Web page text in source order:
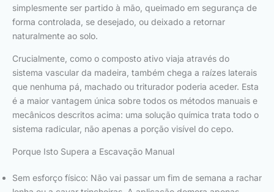
simplesmente ser partido à mão, queimado em segurança de
forma controlada, se desejado, ou deixado a retornar
naturalmente ao solo.
Crucialmente, como o composto ativo viaja através do
sistema vascular da madeira, também chega a raízes laterais
que nenhuma pá, machado ou triturador poderia aceder. Esta
é a maior vantagem única sobre todos os métodos manuais e
mecânicos descritos acima: uma solução química trata todo o
sistema radicular, não apenas a porção visível do cepo.
Porque Isto Supera a Escavação Manual
Sem esforço físico: Não vai passar um fim de semana a rachar